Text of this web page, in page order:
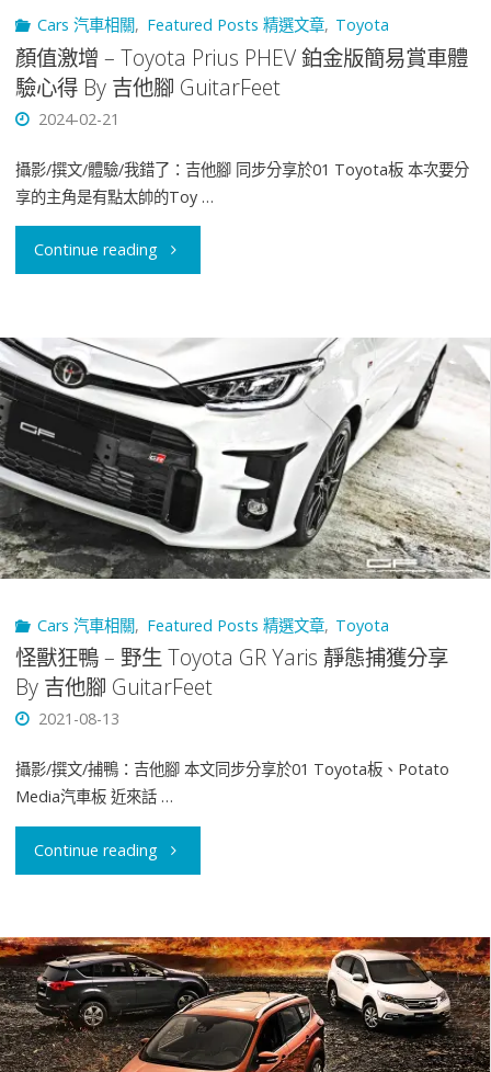
Cars 汽車相關, Featured Posts 精選文章, Toyota
顏值激增 – Toyota Prius PHEV 鉑金版簡易賞車體
驗心得 By 吉他腳 GuitarFeet
2024-02-21
攝影/撰文/體驗/我錯了：吉他腳 同步分享於01 Toyota板 本次要分
享的主角是有點太帥的Toy …
Continue reading"顏
激
增
–
Toyota
Prius
PHEV
鉑
金
簡
賞
體
驗
心
Cars 汽車相關, Featured Posts 精選文章, Toyota
怪獸狂鴨 – 野生 Toyota GR Yaris 靜態捕獲分享
By 吉他腳 GuitarFeet
2021-08-13
攝影/撰文/捕鴨：吉他腳 本文同步分享於01 Toyota板、Potato
Media汽車板 近來話 …
Continue reading"怪
狂
–